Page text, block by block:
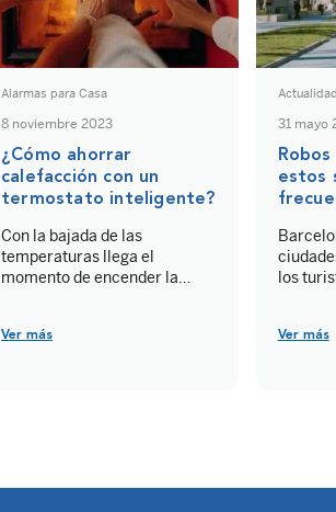
Alarmas para Casa
8 noviembre 2023
¿Cómo ahorrar
calefacción con un
termostato inteligente?
Con la bajada de las
temperaturas llega el
momento de encender la
la llegada de la factura a fin
Ver más
31 mayo
estos
los
desafío
Ver más